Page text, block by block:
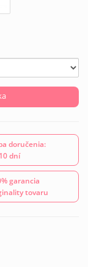
doručenia:
dní
garancia
tovaru